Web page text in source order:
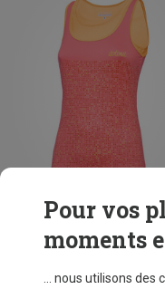
Vous économisez 43%
Pour vos
moments
... nous utilisons